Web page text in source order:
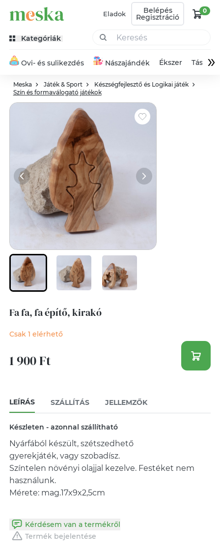
Eladok Belépés
Regisztráció
0
Kategóriák
Ovi- és sulikezdés Nászajándék Ékszer Táska»
Meska Játék & Sport
Készségfejlesztő és Logikai játék
Szín és formaválogató játékok
Fa fa, fa építő, kirakó
Csak 1 elérhető
1 900 Ft
LEÍRÁS SZÁLLÍTÁS JELLEMZŐK
Készleten - azonnal szállítható
Nyárfából készült, szétszedhető
gyerekjáték, vagy szobadísz.
Színtelen növényi olajjal kezelve. Festéket nem
használunk.
Kérdésem van a termékről
Termék bejelentése